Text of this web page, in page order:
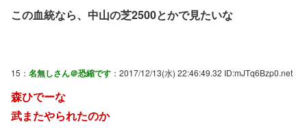
この血統なら、中山の芝2500とかで見たいな
15： 名無しさん＠恐縮です ：2017/12/13(水) 22:46:49.32 ID:mJTq6Bzp0.net
森ひでーな
武またやられたのか